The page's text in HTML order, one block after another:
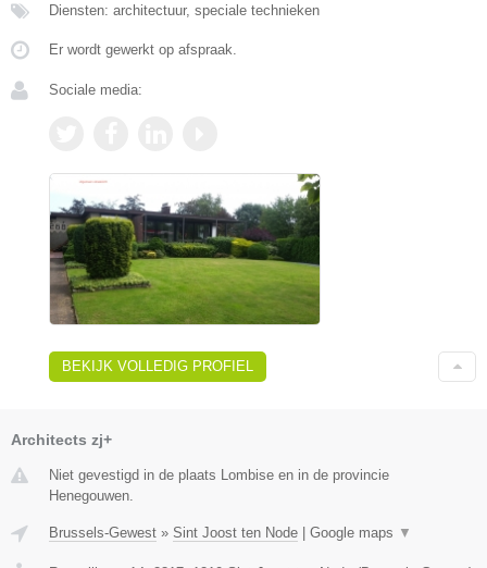
Diensten: architectuur, speciale technieken
Er wordt gewerkt op afspraak.
Sociale media:
BEKIJK VOLLEDIG PROFIEL
Architects zj+
Niet gevestigd in de plaats Lombise en in de provincie
Henegouwen.
Brussels-Gewest » Sint Joost ten Node Google maps ▼